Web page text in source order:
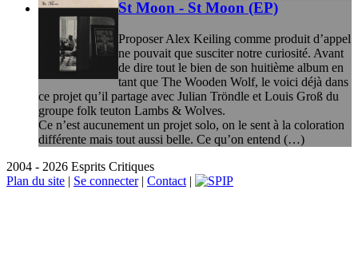
St Moon - St Moon (EP)
Proposer Alex Keiling comme produit d’appel
ne pouvait que susciter notre curiosité. Avant
de dire tout le bien de son huitième album en
tant que The Wooden Wolf, le voici déjà dans
ce projet qu’il partage avec Julian Tröndle et Louis Groß du
groupe folk teuton Lambs & Wolves.
Ce n’est aucunement un projet solo, on le sent à la coloration
différente mais tout aussi belle. Ce qu’on entend (…)
2004 - 2026 Esprits Critiques
Plan du site | Se connecter| Contact |